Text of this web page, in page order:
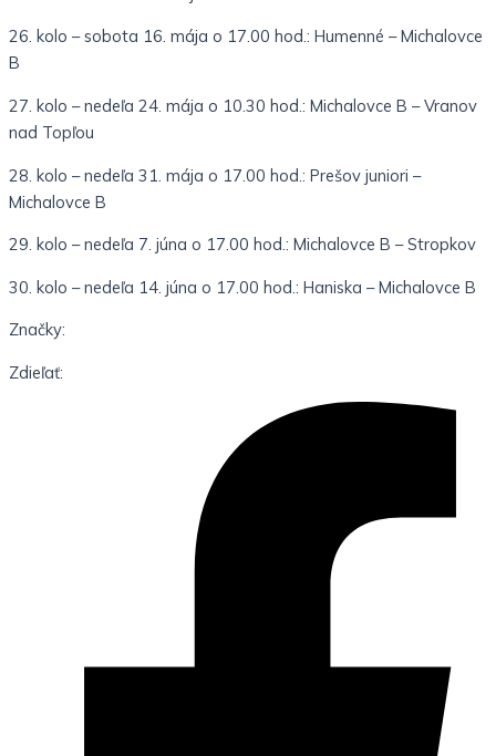
26. kolo – sobota 16. mája o 17.00 hod.: Humenné – Michalovce
B
27. kolo – nedeľa 24. mája o 10.30 hod.: Michalovce B – Vranov
nad Topľou
28. kolo – nedeľa 31. mája o 17.00 hod.: Prešov juniori –
Michalovce B
29. kolo – nedeľa 7. júna o 17.00 hod.: Michalovce B – Stropkov
30. kolo – nedeľa 14. júna o 17.00 hod.: Haniska – Michalovce B
Značky:
Zdieľať: